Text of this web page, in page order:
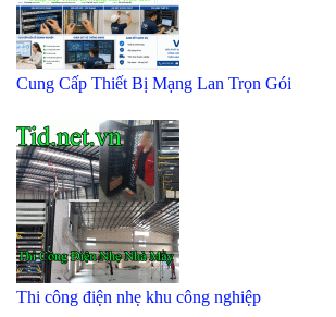
Cung Cấp Thiết Bị Mạng Lan Trọn Gói
Thi công điện nhẹ khu công nghiệp